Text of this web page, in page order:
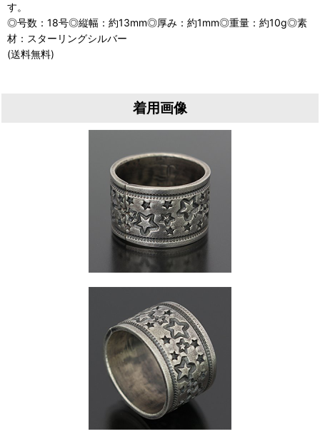
す。
◎号数：18号◎縦幅：約13mm◎厚み：約1mm◎重量：約10g◎素
材：スターリングシルバー
(送料無料)
着用画像